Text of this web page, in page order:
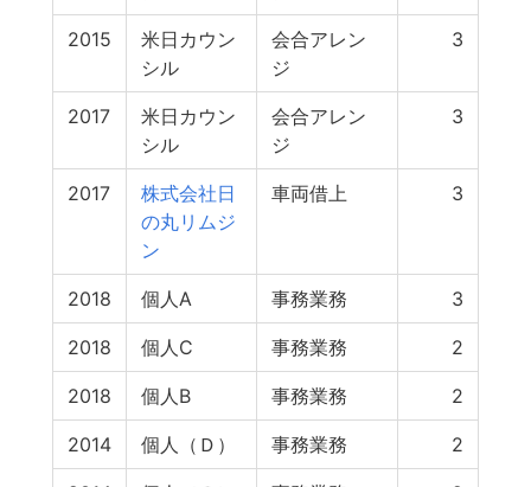
2015
米日カウン
シル
会合アレン
ジ
3
2017
米日カウン
シル
会合アレン
ジ
3
2017
株式会社日
の丸リムジ
ン
車両借上 3
2018 個人A 事務業務 3
2018 個人C 事務業務 2
2018 個人B 事務業務 2
2014 個人（Ｄ） 事務業務 2